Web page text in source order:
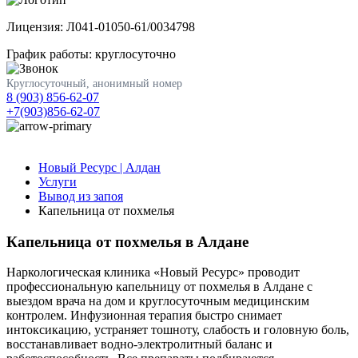
Лицензия: Л041-01050-61/0034798
График работы: круглосуточно
Круглосуточный, анонимный номер
8 (903) 856-62-07
+7(903)856-62-07
Новый Ресурс | Алдан
Услуги
Вывод из запоя
Капельница от похмелья
Капельница от похмелья в Алдане
Наркологическая клиника «Новый Ресурс» проводит
профессиональную капельницу от похмелья в Алдане с
выездом врача на дом и круглосуточным медицинским
контролем. Инфузионная терапия быстро снимает
интоксикацию, устраняет тошноту, слабость и головную боль,
восстанавливает водно-электролитный баланс и